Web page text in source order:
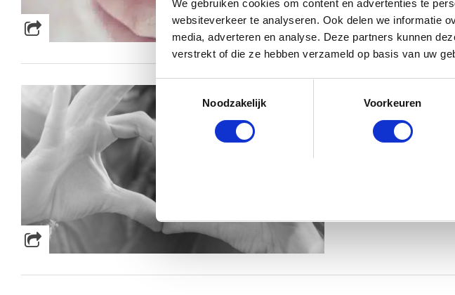
We gebruiken cookies om content en advertenties te
websiteverkeer te analyseren. Ook delen we informatie
media, adverteren en analyse. Deze partners kunnen
verstrekt of die ze hebben verzameld op basis van uw
Toestemmingsselectie
Noodzakelijk
Voorkeuren
KIM
MANNEN
BABYSTRAATJE.NL